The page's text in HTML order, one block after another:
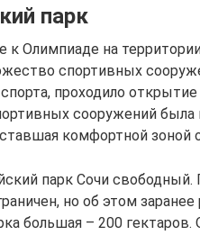
парк
к Олимпиаде на
спортивных
проходило
сооружений была
комфортной зоной
парк Сочи
но об этом
большая – 200